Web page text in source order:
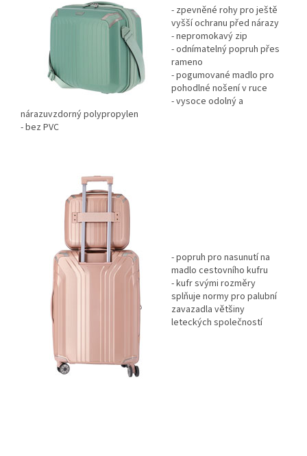
- zpevněné rohy pro ještě
vyšší ochranu před nárazy
- nepromokavý zip
- odnímatelný popruh přes
rameno
- pogumované madlo pro
pohodlné nošení v ruce
- vysoce odolný a
nárazuvzdorný polypropylen
- bez PVC
- popruh pro nasunutí na
madlo cestovního kufru
- kufr svými rozměry
splňuje normy pro palubní
zavazadla většiny
leteckých společností